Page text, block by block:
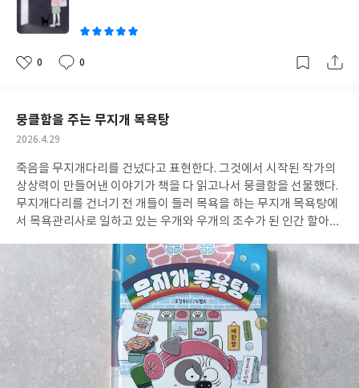
있었다. p. 97준아, 잘 들어. 나는 너 때문에 얼마든지 기뻐하고 슬퍼
할 각오를 하고 너를 낳은 거야.이 세상에 나와서 너를 만난 걸 조금
준이 엄마가 준에게 한 말이다. 이 말은 내가 아들에게도 하고 싶었
하고 싶은 말이라고 하자, 아들은 활짝 웃었다. 아마 아들도 자신의
존재의 소중함과 세상을 살며 우리가 원하는 일만 일어나지 않음을
며 스스로 알게 되었을 것이다.위로와 성장이라는 선물을 받을 수 있
는 이 책을 아이 뿐 아니라 어른들도 함께 읽어보길 권한다. #서평단
#슬픔과마주칠때 #이수용장편동화 #별숲 #동화책추천
좋
0
댓
0
작
뭉클함을 주는 무지개 목욕탕
작
일
2026.4.29
죽음을 무지개다리를 건넜다고 표현한다. 그것에서 시작된 작가의
상상력이 만들어낸 이야기가 책을 다 읽고나서 뭉클함을 선물했다.
무지개다리를 건너기 전 개들이 들러 목욕을 하는 무지개 목욕탕에
서 목욕관리사로 일하고 있는 우개와 우개의 조수가 된 인간 할아버
개에게 어떤 일이 벌어질지 궁금해 책을 놓을 수가 없었다. 아들은
이 책을 읽고 하늘나라에 있는 외할머니 생각이 많이 났다고 했다.
외할머니가 홀로 떠나기 무서워 우리 가족을 기다리고 있을 것 같다
며 무지개다리를 건너기 전 할머니가 좋아하는 꽃과 나무가 가득한
수목원에서 산책을 하고 계실 것 같다며 나를 꼭 안아주었다. 난 이
책을 읽고 나혼자산다를 봤는데 꽃분이와의 약속을 지키기 위해 국
토대장정을 하던 구성환 배우가 “잘갔지?“라며 눈물을 흘리던 모습
이 우개와 할아버지의 모습 같았다. 끊을 수 없는 단단하고 따스한